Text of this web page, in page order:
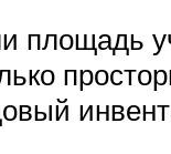
площадь